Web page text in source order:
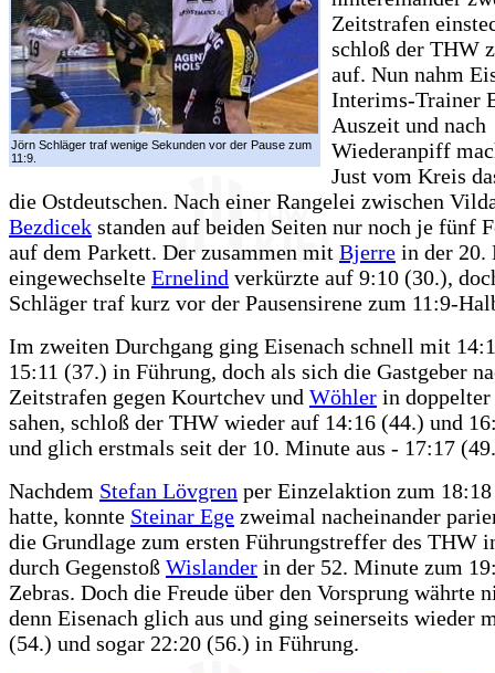
Jörn Schläger traf wenige Sekunden vor der Pause zum
11:9.
Zeitstrafen
schloß der THW
auf. Nun nahm
Interims-Trainer
Auszeit und nach
Wiederanpiff
Just vom Kreis
die Ostdeutschen. Nach einer Rangelei zwischen
Bezdicek standen auf beiden Seiten nur noch je fünf
auf dem Parkett. Der zusammen mit Bjerre in der 20.
eingewechselte Ernelind verkürzte auf 9:10 (30.),
Schläger traf kurz vor der Pausensirene zum 11:9-
Im zweiten Durchgang ging Eisenach schnell mit
15:11 (37.) in Führung, doch als sich die Gastgeber
Zeitstrafen gegen Kourtchev und Wöhler in
sahen, schloß der THW wieder auf 14:16 (44.) und
und glich erstmals seit der 10. Minute aus - 17:17
Nachdem Stefan Lövgren per Einzelaktion zum
hatte, konnte Steinar Ege zweimal nacheinander
die Grundlage zum ersten Führungstreffer des THW
durch Gegenstoß Wislander in der 52. Minute zum
Zebras. Doch die Freude über den Vorsprung währte
denn Eisenach glich aus und ging seinerseits wieder
(54.) und sogar 22:20 (56.) in Führung.